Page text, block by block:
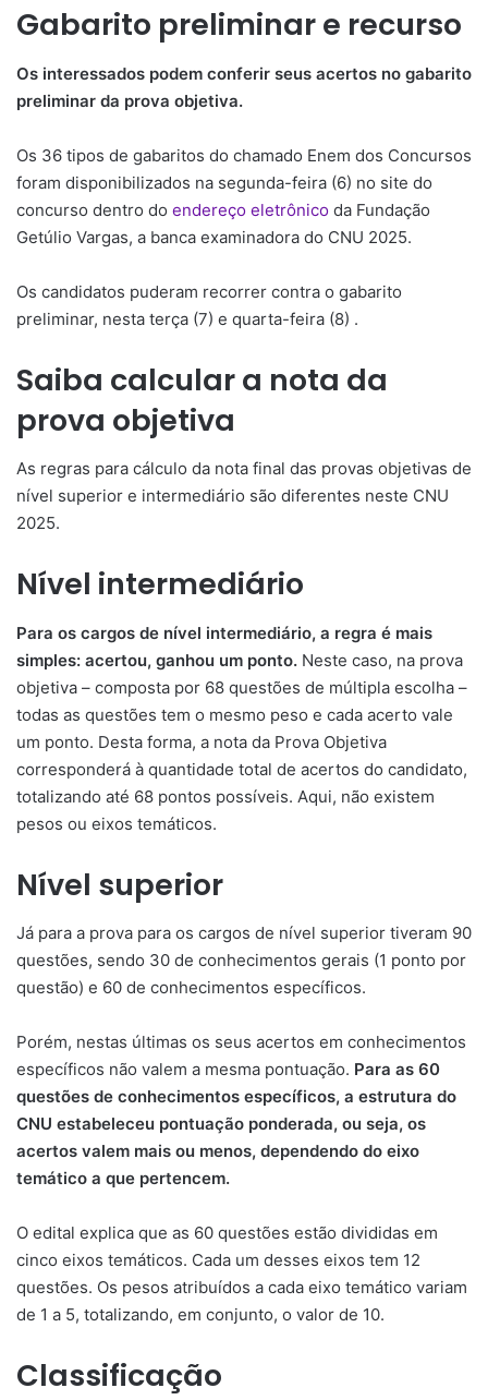
Gabarito preliminar e recurso
Os interessados podem conferir seus acertos no gabarito
preliminar da prova objetiva.
Os 36 tipos de gabaritos do chamado Enem dos Concursos
foram disponibilizados na segunda-feira (6) no site do
concurso dentro do endereço eletrônico da Fundação
Getúlio Vargas, a banca examinadora do CNU 2025.
Os candidatos puderam recorrer contra o gabarito
preliminar, nesta terça (7) e quarta-feira (8) .
Saiba calcular a nota da
prova objetiva
As regras para cálculo da nota final das provas objetivas de
nível superior e intermediário são diferentes neste CNU
2025.
Nível intermediário
Para os cargos de nível intermediário, a regra é mais
simples: acertou, ganhou um ponto. Neste caso, na prova
objetiva – composta por 68 questões de múltipla escolha –
todas as questões tem o mesmo peso e cada acerto vale
um ponto. Desta forma, a nota da Prova Objetiva
corresponderá à quantidade total de acertos do candidato,
totalizando até 68 pontos possíveis. Aqui, não existem
pesos ou eixos temáticos.
Nível superior
Já para a prova para os cargos de nível superior tiveram 90
questões, sendo 30 de conhecimentos gerais (1 ponto por
questão) e 60 de conhecimentos específicos.
Porém, nestas últimas os seus acertos em conhecimentos
específicos não valem a mesma pontuação. Para as 60
questões de conhecimentos específicos, a estrutura do
CNU estabeleceu pontuação ponderada, ou seja, os
acertos valem mais ou menos, dependendo do eixo
temático a que pertencem.
O edital explica que as 60 questões estão divididas em
cinco eixos temáticos. Cada um desses eixos tem 12
questões. Os pesos atribuídos a cada eixo temático variam
de 1 a 5, totalizando, em conjunto, o valor de 10.
Classificação